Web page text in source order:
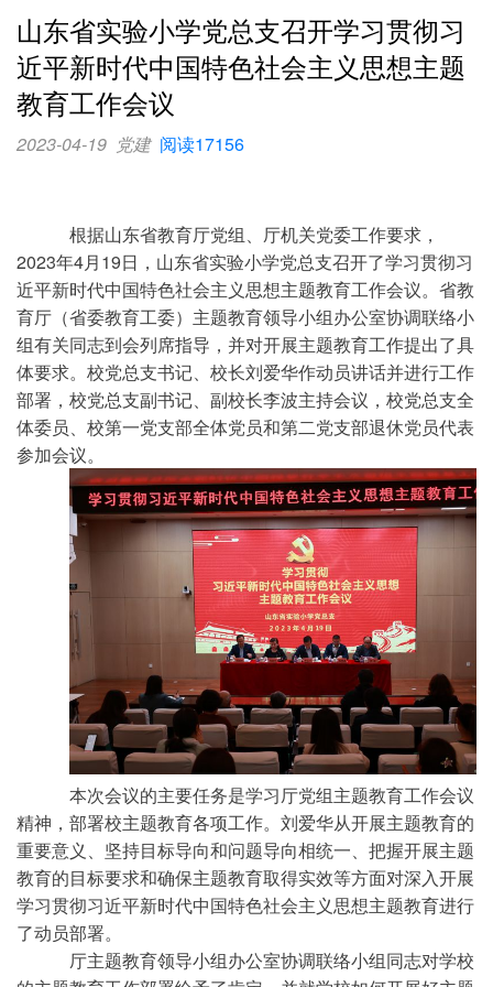
山东省实验小学党总支召开学习贯彻习
近平新时代中国特色社会主义思想主题
教育工作会议
2023-04-19 党建 阅读17156
根据山东省教育厅党组、厅机关党委工作要求，
2023年4月19日，山东省实验小学党总支召开了学习贯彻习
近平新时代中国特色社会主义思想主题教育工作会议。省教
育厅（省委教育工委）主题教育领导小组办公室协调联络小
组有关同志到会列席指导，并对开展主题教育工作提出了具
体要求。校党总支书记、校长刘爱华作动员讲话并进行工作
部署，校党总支副书记、副校长李波主持会议，校党总支全
体委员、校第一党支部全体党员和第二党支部退休党员代表
参加会议。
本次会议的主要任务是学习厅党组主题教育工作会议
精神，部署校主题教育各项工作。刘爱华从开展主题教育的
重要意义、坚持目标导向和问题导向相统一、把握开展主题
教育的目标要求和确保主题教育取得实效等方面对深入开展
学习贯彻习近平新时代中国特色社会主义思想主题教育进行
了动员部署。
厅主题教育领导小组办公室协调联络小组同志对学校